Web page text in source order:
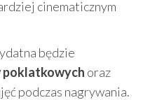
cinematicznym
będzie
poklatkowych oraz
podczas nagrywania.